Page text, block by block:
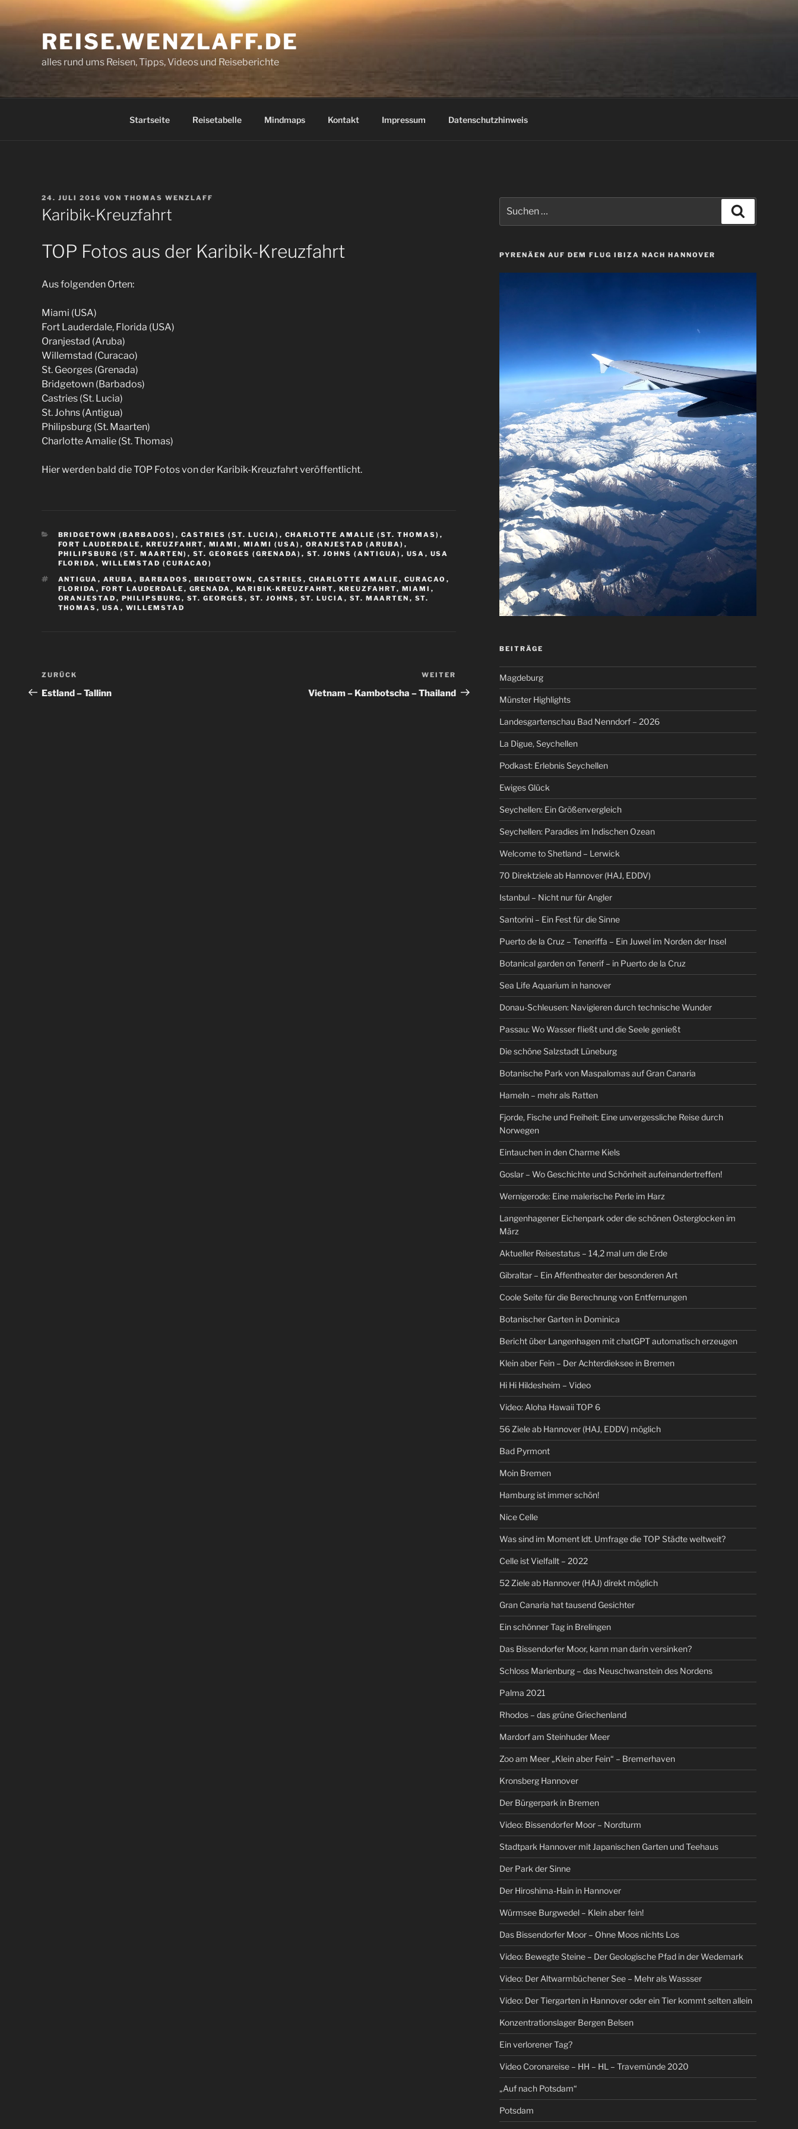
Inhalt
REISE.WENZLAFF.DE
alles rund ums Reisen, Tipps, Videos und Reiseberichte
Startseite Reisetabelle Mindmaps Kontakt Impressum Datenschutzhinweis
VERÖFFENTLICHT
AM
24. JULI 2016 VON THOMAS WENZLAFF
Karibik-Kreuzfahrt
TOP Fotos aus der Karibik-Kreuzfahrt
Aus folgenden Orten:
Miami (USA)
Fort Lauderdale, Florida (USA)
Oranjestad (Aruba)
Willemstad (Curacao)
St. Georges (Grenada)
Bridgetown (Barbados)
Castries (St. Lucia)
St. Johns (Antigua)
Philipsburg (St. Maarten)
Charlotte Amalie (St. Thomas)
Hier werden bald die TOP Fotos von der Karibik-Kreuzfahrt veröffentlicht.
KATEGORIEN
BRIDGETOWN (BARBADOS) , CASTRIES (ST. LUCIA) , CHARLOTTE AMALIE (ST. THOMAS) ,
FORT LAUDERDALE , KREUZFAHRT, MIAMI , MIAMI (USA) , ORANJESTAD (ARUBA) ,
PHILIPSBURG (ST. MAARTEN) , ST. GEORGES (GRENADA) , ST. JOHNS (ANTIGUA) , USA , USA
FLORIDA , WILLEMSTAD (CURACAO)
SCHLAGWÖRTER
ANTIGUA , ARUBA , BARBADOS , BRIDGETOWN , CASTRIES , CHARLOTTE AMALIE , CURACAO ,
FLORIDA , FORT LAUDERDALE , GRENADA , KARIBIK-KREUZFAHRT, KREUZFAHRT, MIAMI ,
ORANJESTAD , PHILIPSBURG , ST. GEORGES , ST. JOHNS , ST. LUCIA , ST. MAARTEN , ST.
THOMAS , USA , WILLEMSTAD
Beitragsnavigation
Vorheriger
Beitrag
ZURÜCK
Estland – Tallinn
Beitrag
WEITER
Vietnam – Kambotscha – Thailand
nach:
PYRENÄEN AUF DEM FLUG IBIZA NACH HANNOVER
BEITRÄGE
Magdeburg
Münster Highlights
Landesgartenschau Bad Nenndorf – 2026
La Digue, Seychellen
Podkast: Erlebnis Seychellen
Ewiges Glück
Seychellen: Ein Größenvergleich
Seychellen: Paradies im Indischen Ozean
Welcome to Shetland – Lerwick
70 Direktziele ab Hannover (HAJ, EDDV)
Istanbul – Nicht nur für Angler
Santorini – Ein Fest für die Sinne
Puerto de la Cruz – Teneriffa – Ein Juwel im Norden der Insel
Botanical garden on Tenerif – in Puerto de la Cruz
Sea Life Aquarium in hanover
Donau-Schleusen: Navigieren durch technische Wunder
Passau: Wo Wasser fließt und die Seele genießt
Die schöne Salzstadt Lüneburg
Botanische Park von Maspalomas auf Gran Canaria
Hameln – mehr als Ratten
Fjorde, Fische und Freiheit: Eine unvergessliche Reise durch
Norwegen
Eintauchen in den Charme Kiels
Goslar – Wo Geschichte und Schönheit aufeinandertreffen!
Wernigerode: Eine malerische Perle im Harz
Langenhagener Eichenpark oder die schönen Osterglocken im
März
Aktueller Reisestatus – 14,2 mal um die Erde
Gibraltar – Ein Affentheater der besonderen Art
Coole Seite für die Berechnung von Entfernungen
Botanischer Garten in Dominica
Bericht über Langenhagen mit chatGPT automatisch erzeugen
Klein aber Fein – Der Achterdieksee in Bremen
Hi Hi Hildesheim – Video
Video: Aloha Hawaii TOP 6
56 Ziele ab Hannover (HAJ, EDDV) möglich
Bad Pyrmont
Moin Bremen
Hamburg ist immer schön!
Nice Celle
Was sind im Moment ldt. Umfrage die TOP Städte weltweit?
Celle ist Vielfallt – 2022
52 Ziele ab Hannover (HAJ) direkt möglich
Gran Canaria hat tausend Gesichter
Ein schönner Tag in Brelingen
Das Bissendorfer Moor, kann man darin versinken?
Schloss Marienburg – das Neuschwanstein des Nordens
Palma 2021
Rhodos – das grüne Griechenland
Mardorf am Steinhuder Meer
Zoo am Meer „Klein aber Fein“ – Bremerhaven
Kronsberg Hannover
Der Bürgerpark in Bremen
Video: Bissendorfer Moor – Nordturm
Stadtpark Hannover mit Japanischen Garten und Teehaus
Der Park der Sinne
Der Hiroshima-Hain in Hannover
Würmsee Burgwedel – Klein aber fein!
Das Bissendorfer Moor – Ohne Moos nichts Los
Video: Bewegte Steine – Der Geologische Pfad in der Wedemark
Video: Der Altwarmbüchener See – Mehr als Wassser
Video: Der Tiergarten in Hannover oder ein Tier kommt selten allein
Konzentrationslager Bergen Belsen
Ein verlorener Tag?
Video Coronareise – HH – HL – Travemünde 2020
„Auf nach Potsdam“
Potsdam